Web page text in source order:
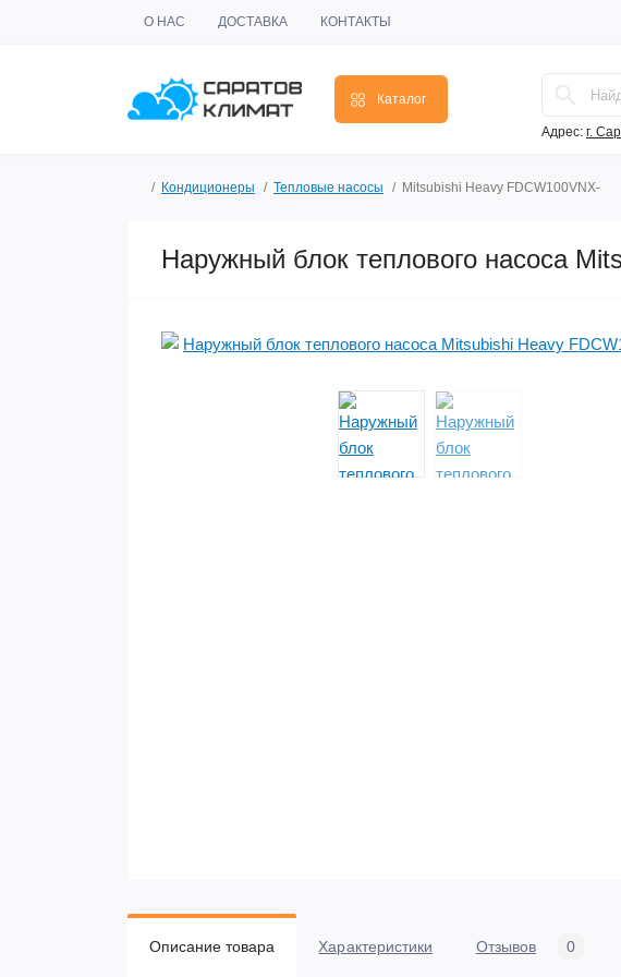
О НАС ДОСТАВКА КОНТАКТЫ
Каталог
Адрес: г.
Кондиционеры Тепловые насосы Mitsubishi Heavy FDCW100VNX-
Наружный блок теплового насоса
Описание товара Характеристики Отзывов 0